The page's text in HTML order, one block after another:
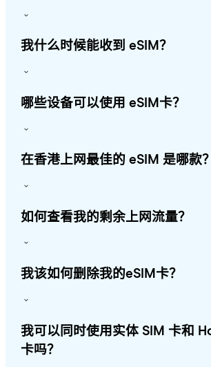
我什么时候能收到 eSIM？
哪些设备可以使用 eSIM卡？
在香港上网最佳的 eSIM 是哪款？
如何查看我的剩余上网流量？
我该如何删除我的eSIM卡？
我可以同时使用实体 SIM 卡和
卡吗？